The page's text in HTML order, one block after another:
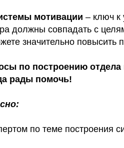
мотивации – ключ к
должны совпадать с
значительно повысить
по построению
рады помочь!
по теме построения